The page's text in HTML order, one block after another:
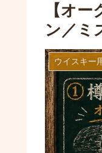
【オ
ン／ミ
ウイスキー